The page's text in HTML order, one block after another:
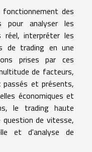
des
analyser les
interpréter les
de trading en une
prises par ces
de facteurs,
et présents,
économiques et
le trading haute
question de vitesse,
et d'analyse de